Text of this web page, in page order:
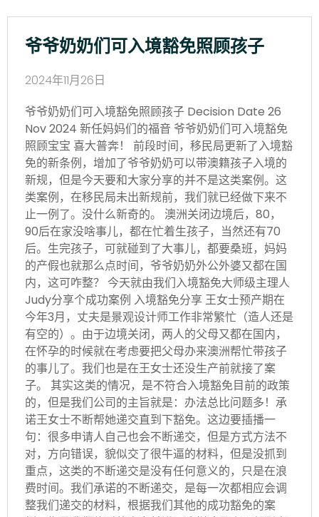
爷爷奶奶们可入境豁免照顾孩子
2024年11月26日
爷爷奶奶们可入境豁免照顾孩子 Decision Date 26
Nov 2024 新任妈妈们的福音 爷爷奶奶们可入境豁免
照顾宝宝 喜大普奔！ 前段时间，移民局更新了入境豁
免的新条例，增加了爷爷奶奶可以带澳籍孩子入境的
新规，但是今天要和大家分享的并不是这类案例。这
类案例，在移民局未出新规前，我们就已经做下来不
止一例了。没什么新奇的。 澳洲关闭边境后，80，
90后在家没啥事儿，都在忙着生孩子，当然还有70
后。生完孩子，可就碰到了大事儿，都要桑班，妈妈
的产假也就那么点时间，爷爷奶奶外公外婆又都在国
内，这可咋整？ 今天就由我们入境豁免大师级主理人
Judy分享个成功案例 入境豁免分享 王女士预产期在
今年3月，丈夫是景观设计师工作非常繁忙（造人还是
有空的）。由于边境关闭，两人的父母又都在国内，
在怀孕的时候就在考虑要把父母办来澳洲帮忙带孩子
的事儿了。我们也是在王女士还没生产前就接了案
子。 其实这类的情况，是不符合入境豁免目前的政策
的，但是我们公司的主旨就是：办法总比问题多！承
诺王女士不断帮她递交直到下豁免。这边要插播一
句：很多申请人自己也会不断递交，但是方式方法不
对，方向错误，貌似交了很牛逼的材料，但是没抓到
重点，这类的不断递交是没有任何意义的，只是在浪
费时间。我们承诺的不断递交，是每一次都相应会调
整我们递交的材料，根据我们其他的成功豁免的案